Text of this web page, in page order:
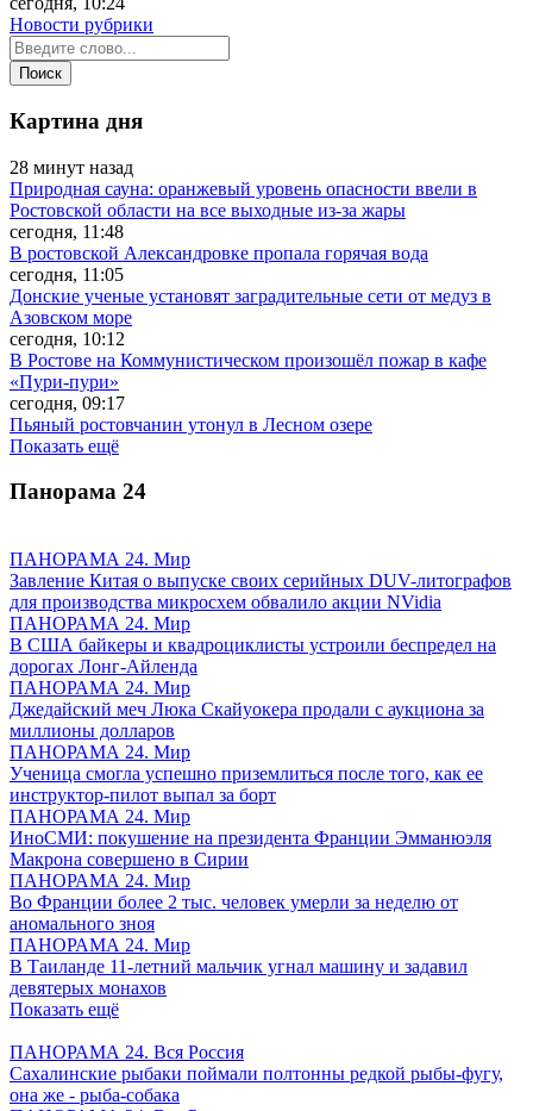
Новости рубрики
Картина дня
28 минут назад
Природная сауна: оранжевый уровень опасности ввели в
Ростовской области на все выходные из-за жары
сегодня, 11:48
В ростовской Александровке пропала горячая вода
сегодня, 11:05
Донские ученые установят заградительные сети от медуз в
Азовском море
сегодня, 10:12
В Ростове на Коммунистическом произошёл пожар в кафе
«Пури-пури»
сегодня, 09:17
Пьяный ростовчанин утонул в Лесном озере
Показать ещё
Панорама 24
ПАНОРАМА 24. Мир
Завление Китая о выпуске своих серийных DUV-литографов
для производства микросхем обвалило акции NVidia
ПАНОРАМА 24. Мир
В США байкеры и квадроциклисты устроили беспредел на
дорогах Лонг-Айленда
ПАНОРАМА 24. Мир
Джедайский меч Люка Скайуокера продали с аукциона за
миллионы долларов
ПАНОРАМА 24. Мир
Ученица смогла успешно приземлиться после того, как ее
инструктор-пилот выпал за борт
ПАНОРАМА 24. Мир
ИноСМИ: покушение на президента Франции Эмманюэля
Макрона совершено в Сирии
ПАНОРАМА 24. Мир
Во Франции более 2 тыс. человек умерли за неделю от
аномального зноя
ПАНОРАМА 24. Мир
В Таиланде 11-летний мальчик угнал машину и задавил
девятерых монахов
Показать ещё
ПАНОРАМА 24. Вся Россия
Сахалинские рыбаки поймали полтонны редкой рыбы-фугу,
она же - рыба-собака